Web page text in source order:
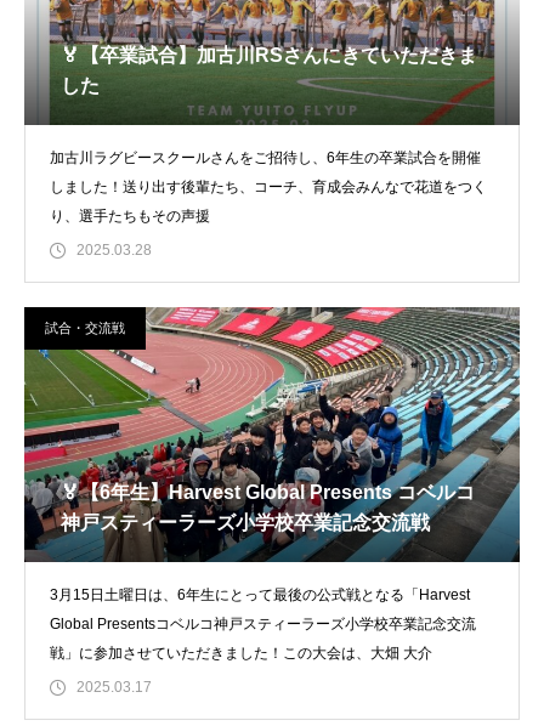
🏅【卒業試合】加古川RSさんにきていただきま
した
加古川ラグビースクールさんをご招待し、6年生の卒業試合を開催
しました！送り出す後輩たち、コーチ、育成会みんなで花道をつく
り、選手たちもその声援
2025.03.28
試合・交流戦
🏅【6年生】Harvest Global Presents コベルコ
神戸スティーラーズ小学校卒業記念交流戦
3月15日土曜日は、6年生にとって最後の公式戦となる「Harvest
Global Presentsコベルコ神戸スティーラーズ小学校卒業記念交流
戦」に参加させていただきました！この大会は、大畑 大介
2025.03.17